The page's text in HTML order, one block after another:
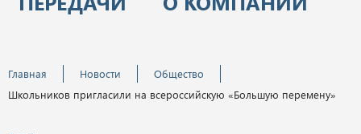
Главная Новости
Общество
Школьников пригласили на всероссийскую «Большую перемену»